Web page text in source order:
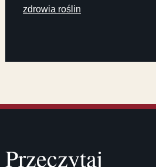
zdrowia roślin
Przeczytaj